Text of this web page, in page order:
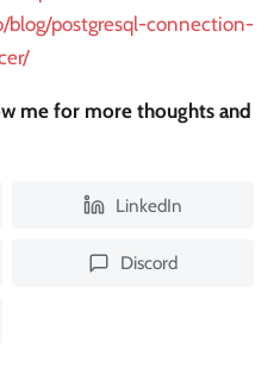
blog/postgresql-connection-
me for more thoughts and
LinkedIn
Discord